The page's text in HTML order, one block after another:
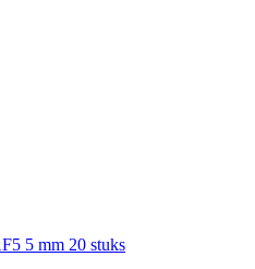
5 mm 20 stuks